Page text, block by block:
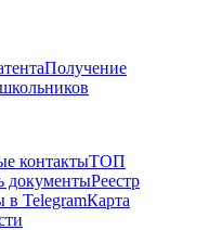
Получение
контактыТОП
документыРеестр
TelegramКарта